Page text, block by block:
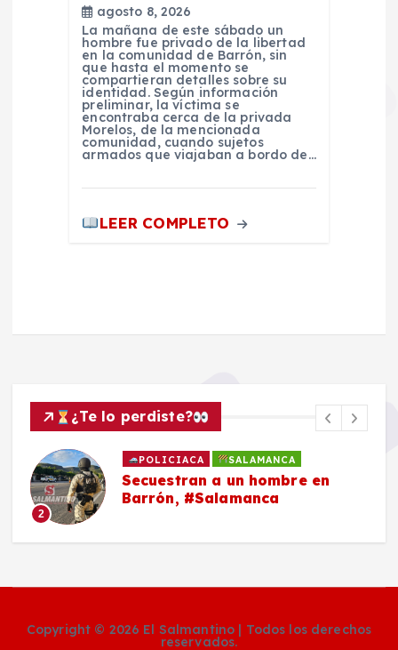
agosto 8, 2026
La mañana de este sábado un
hombre fue privado de la libertad
en la comunidad de Barrón, sin
que hasta el momento se
compartieran detalles sobre su
identidad. Según información
preliminar, la víctima se
encontraba cerca de la privada
Morelos, de la mencionada
comunidad, cuando sujetos
armados que viajaban a bordo de…
LEER COMPLETO
¿Te lo perdiste?
2
POLICIACA SALAMANCA
Secuestran a un hombre en
Barrón, #Salamanca
Copyright © 2026 El Salmantino | Todos los derechos
reservados.